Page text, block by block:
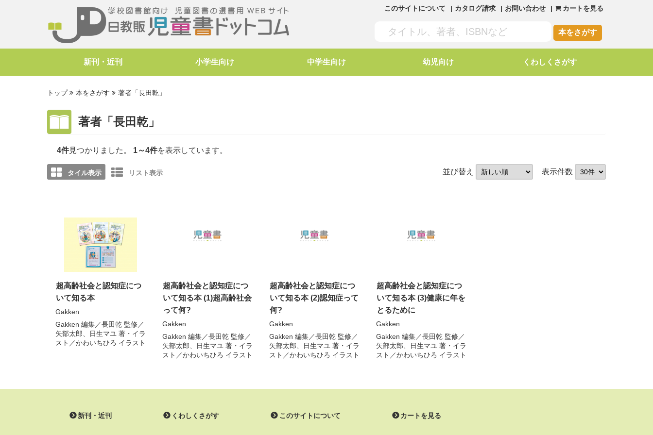
このサイトについて カタログ請求 お問い合わせ カートを見る
本をさがす
新刊・近刊 小学生向け 中学生向け 幼児向け くわしくさがす
トップ 本をさがす 著者「長田乾」
著者「長田乾」
4件見つかりました。 1～4件を表示しています。
タイル表示 リスト表示 並び替え 表示件数
超高齢社会と認知症につ
いて知る本
Gakken
Gakken 編集／長田乾 監修／
矢部太郎
日生マユ 著・イラ
スト／かわいちひろ イラスト
超高齢社会と認知症につ
いて知る本 (1)超高齢社会
って何?
Gakken
Gakken 編集／長田乾 監修／
矢部太郎
日生マユ 著・イラ
スト／かわいちひろ イラスト
超高齢社会と認知症につ
いて知る本 (2)認知症って
何?
Gakken
Gakken 編集／長田乾 監修／
矢部太郎
日生マユ 著・イラ
スト／かわいちひろ イラスト
超高齢社会と認知症につ
いて知る本 (3)健康に年を
とるために
Gakken
Gakken 編集／長田乾 監修／
矢部太郎
日生マユ 著・イラ
スト／かわいちひろ イラスト
新刊・近刊 くわしくさがす このサイトについて カートを見る